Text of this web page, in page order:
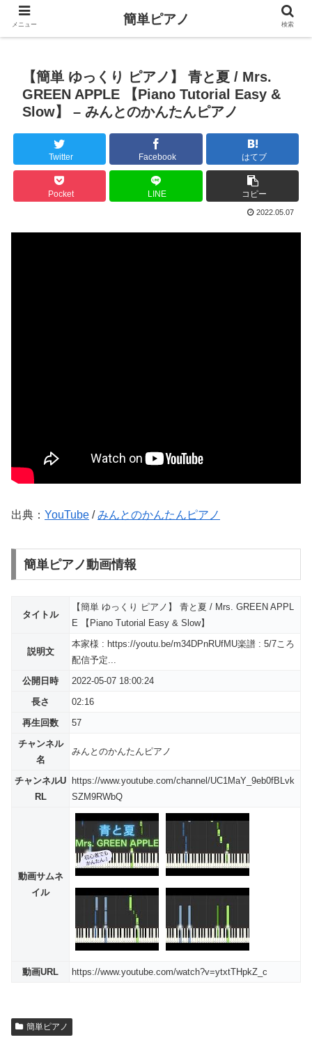
【簡単 ゆっくり ピアノ】 青と夏 / Mrs.
GREEN APPLE 【Piano Tutorial Easy &
Slow】 – みんとのかんたんピアノ
Twitter Facebook はてブ
Pocket LINE コピー
2022.05.07
出典： YouTube /みんとのかんたんピアノ
簡単ピアノ動画情報
タイトル
【簡単 ゆっくり ピアノ】 青と夏 / Mrs. GREEN APPL
E 【Piano Tutorial Easy & Slow】
説明文
本家様 : https://youtu.be/m34DPnRUfMU楽譜 : 5/7ころ
配信予定...
公開日時
2022-05-07 18:00:24
長さ
02:16
再生回数
57
チャンネル
名
みんとのかんたんピアノ
チャンネルU
RL
https://www.youtube.com/channel/UC1MaY_9eb0fBLvk
SZM9RWbQ
動画サムネ
イル
動画URL https://www.youtube.com/watch?v=ytxtTHpkZ_c
簡単ピアノ
メニュー 簡単ピアノ 検索